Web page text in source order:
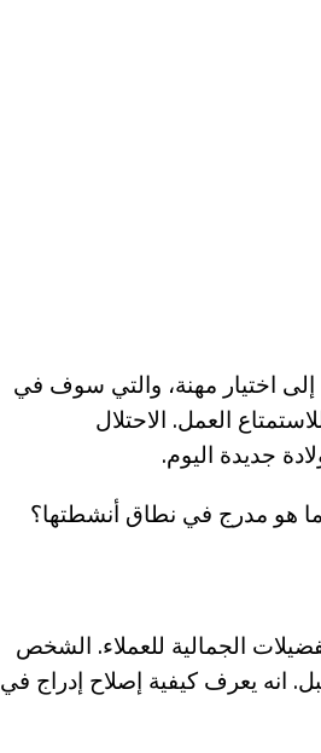
اختيار مهنة، والتي سوف في
العمل. الاحتلال
جديدة اليوم.
هو مدرج في نطاق أنشطتها؟
الجمالية للعملاء. الشخص
انه يعرف كيفية إصلاح إدراج في